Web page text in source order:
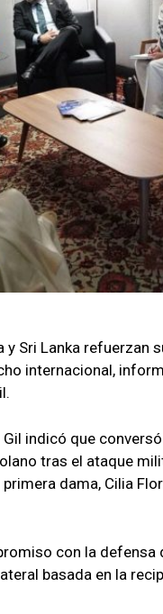
y Sri Lanka refuerzan
internacional,
indicó que
tras el ataque
dama, Cilia
con la defensa
basada en la